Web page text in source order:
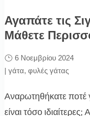
Αγαπάτε τις
Μάθετε
6 Νοεμβρίου 2024
| γάτα, φυλές γάτας
Αναρωτηθήκατε ποτέ
είναι τόσο ιδιαίτερες;